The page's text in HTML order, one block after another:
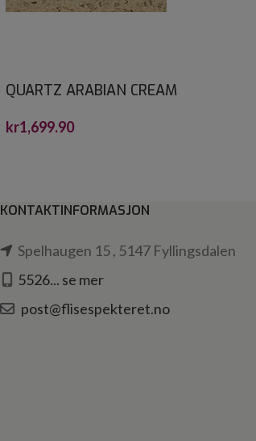
QUARTZ ARABIAN CREAM
kr1,699.90
KONTAKTINFORMASJON
Spelhaugen 15 , 5147 Fyllingsdalen
5526... se mer
post@flisespekteret.no